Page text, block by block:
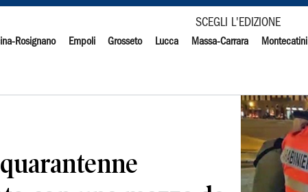
SCEGLI L'EDIZIONE
Rosignano Empoli Grosseto Lucca Massa-Carrara Montecatini